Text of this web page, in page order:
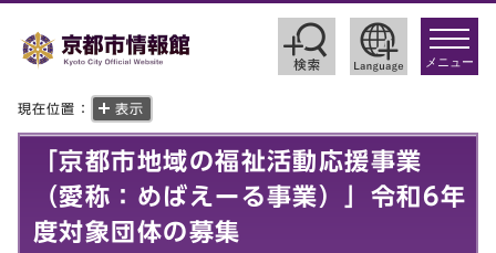
toggle
メニュー
現在位置： 表示
「京都市地域の福祉活動応援事業
（愛称：めばえーる事業）」令和6年
度対象団体の募集